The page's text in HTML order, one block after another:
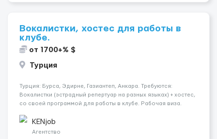
Вокалистки, хостес для работы в
клубе.
от 1700+% $
Турция
Турция: Бурса, Эдирне, Газиантеп, Анкара. Требуются:
Вокалистки (эстрадный репертуар на разных языках) + хостеc,
со своей программой для работы в клубе. Рабочая виза.
одного до трех месяцев. Мед. страховка. Высокая зарплат...
KENjob
Агентство